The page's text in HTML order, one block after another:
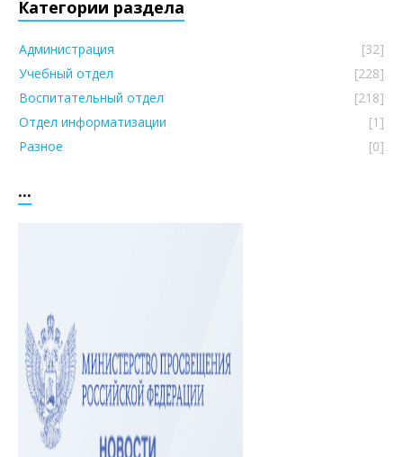
Категории раздела
Администрация
[32]
Учебный отдел
[228]
Воспитательный отдел
[218]
Отдел информатизации
[1]
Разное
[0]
...